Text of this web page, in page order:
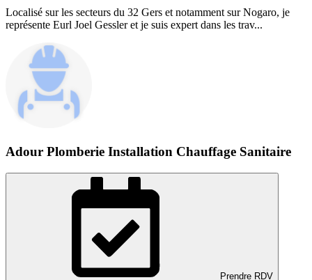
Localisé sur les secteurs du 32 Gers et notamment sur Nogaro, je
représente Eurl Joel Gessler et je suis expert dans les trav...
Adour Plomberie Installation Chauffage Sanitaire
Prendre RDV